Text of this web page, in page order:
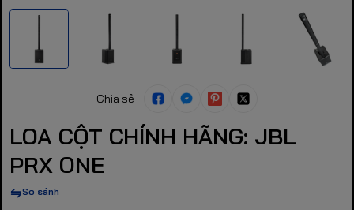
Chia sẻ
LOA CỘT CHÍNH HÃNG: JBL
PRX ONE
So sánh